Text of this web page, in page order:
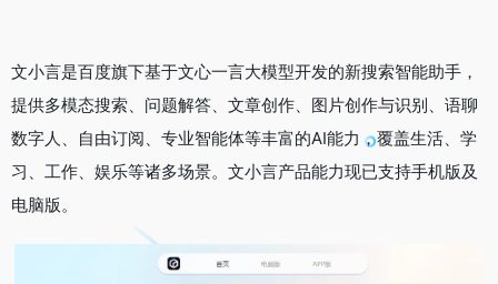
文小言是百度旗下基于文心一言大模型开发的新搜索智能助手，
提供多模态搜索、问题解答、文章创作、图片创作与识别、语聊
数字人、自由订阅、专业智能体等丰富的AI能力，覆盖生活、学
习、工作、娱乐等诸多场景。文小言产品能力现已支持手机版及
电脑版。